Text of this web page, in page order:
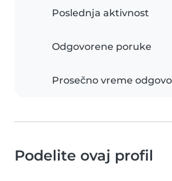
Poslednja aktivnost
Odgovorene poruke
Prosečno vreme
Podelite ovaj profil